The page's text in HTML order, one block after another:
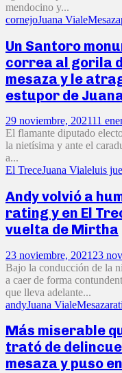
mendocino y...
cornejoJuana VialeMesaza
Un Santoro
correa al gorila
mesaza y le
estupor de
29 noviembre, 202111
El flamante diputado
la nietísima y ante el
a...
El TreceJuana Vialeluis
Andy volvió a
rating y en El
vuelta de Mirtha
23 noviembre, 2021 23
Bajo la conducción de la
a caer de forma
que lleva adelante...
andyJuana VialeMesaza
Más miserable
trató de
mesaza y puso